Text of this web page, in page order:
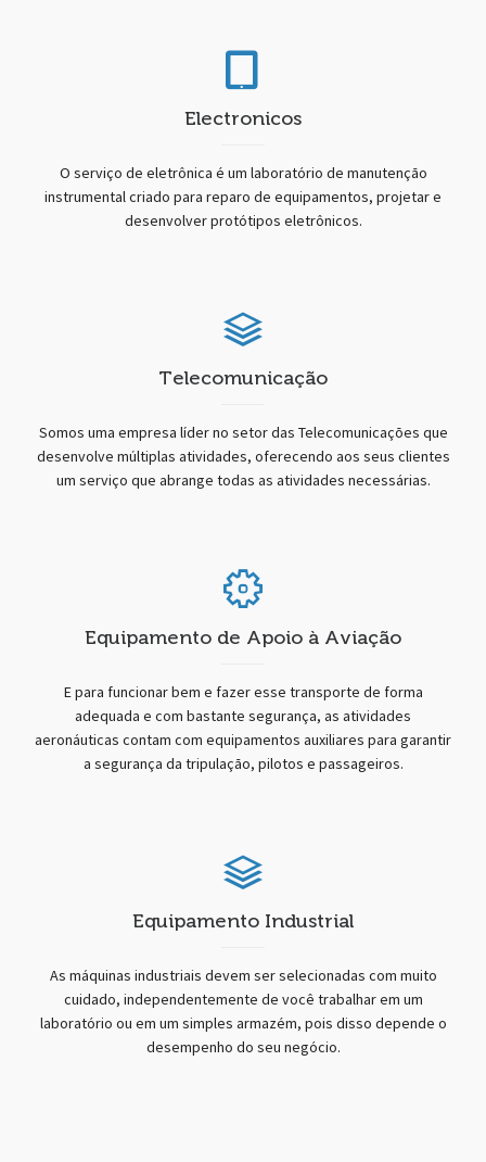
Electronicos
O serviço de eletrônica é um laboratório de manutenção
instrumental criado para reparo de equipamentos, projetar e
desenvolver protótipos eletrônicos.
Telecomunicação
Somos uma empresa líder no setor das Telecomunicações que
desenvolve múltiplas atividades, oferecendo aos seus clientes
um serviço que abrange todas as atividades necessárias.
Equipamento de Apoio à Aviação
E para funcionar bem e fazer esse transporte de forma
adequada e com bastante segurança, as atividades
aeronáuticas contam com equipamentos auxiliares para garantir
a segurança da tripulação, pilotos e passageiros.
Equipamento Industrial
As máquinas industriais devem ser selecionadas com muito
cuidado, independentemente de você trabalhar em um
laboratório ou em um simples armazém, pois disso depende o
desempenho do seu negócio.